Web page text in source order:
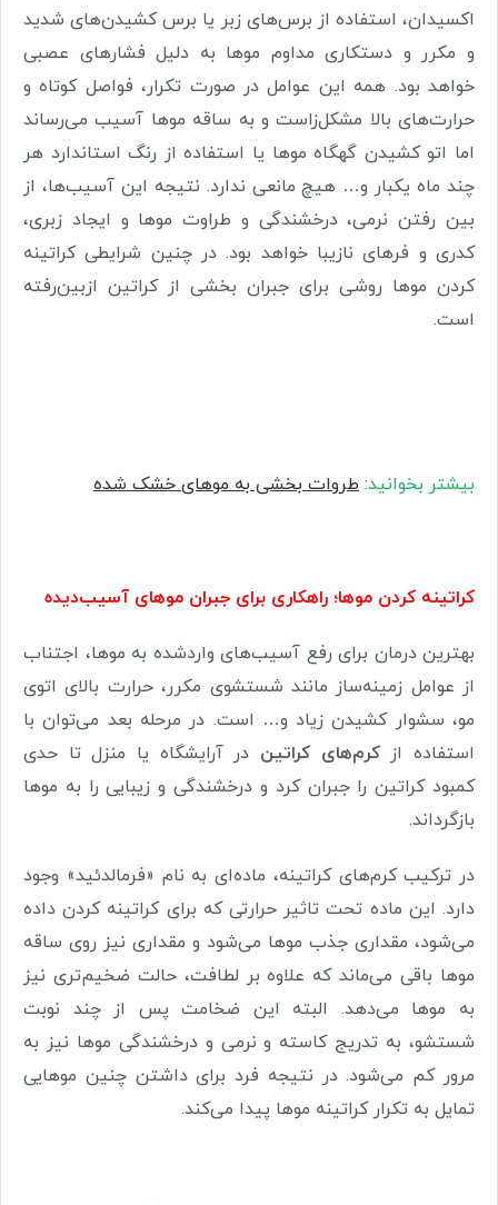
اکسیدان، استفاده از برس‌های زبر یا برس کشیدن‌های شدید
و مکرر و دستکاری مداوم موها به دلیل فشارهای عصبی
خواهد بود. همه این عوامل در صورت تکرار، فواصل کوتاه و
حرارت‌های بالا مشکل‌زاست و به ساقه موها آسیب می‌رساند
اما اتو کشیدن گهگاه موها یا استفاده از رنگ استاندارد هر
چند ماه یکبار و… هیچ مانعی ندارد. نتیجه این آسیب‌ها، از
بین رفتن نرمی، درخشندگی و طراوت موها و ایجاد زبری،
کدری و فرهای نازیبا خواهد بود. در چنین شرایطی کراتینه
کردن موها روشی برای جبران بخشی از کراتین ازبین‌رفته
است.
بیشتر بخوانید: طروات بخشی به موهای خشک شده
کراتینه کردن موها؛ راهکاری برای جبران موهای آسیب‌دیده
بهترین درمان برای رفع آسیب‌های واردشده به موها، اجتناب
از عوامل زمینه‌ساز مانند شستشوی مکرر، حرارت بالای اتوی
مو، سشوار کشیدن زیاد و… است. در مرحله بعد می‌توان با
استفاده ازکرم‌های کراتین در آرایشگاه یا منزل تا حدی
کمبود کراتین را جبران کرد و درخشندگی و زیبایی را به موها
بازگرداند.
در ترکیب کرم‌های کراتینه، ماده‌ای به نام «فرمالدئید» وجود
دارد. این ماده تحت تاثیر حرارتی که برای کراتینه کردن داده
می‌شود، مقداری جذب موها می‌شود و مقداری نیز روی ساقه
موها باقی می‌ماند که علاوه بر لطافت، حالت ضخیم‌تری نیز
به موها می‌دهد. البته این ضخامت پس از چند نوبت
شستشو، به تدریج کاسته و نرمی و درخشندگی موها نیز به
مرور کم می‌شود. در نتیجه فرد برای داشتن چنین موهایی
تمایل به تکرار کراتینه موها پیدا می‌کند.